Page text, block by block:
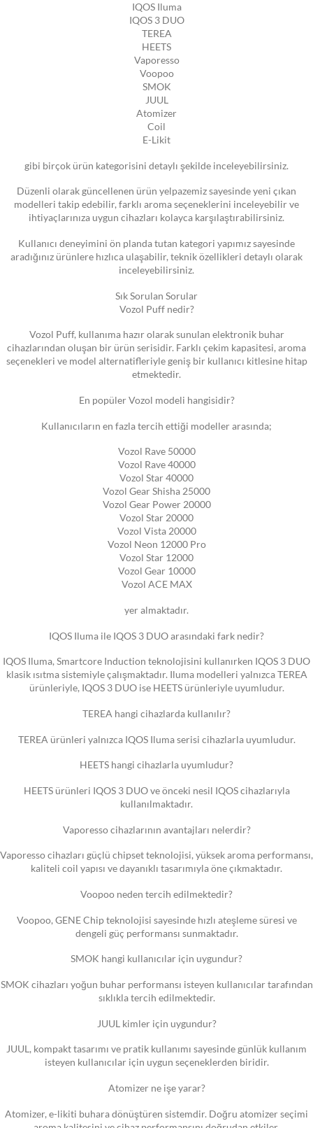
IQOS Iluma
IQOS 3 DUO
TEREA
HEETS
Vaporesso
Voopoo
SMOK
JUUL
Atomizer
Coil
E-Likit
gibi birçok ürün kategorisini detaylı şekilde inceleyebilirsiniz.
Düzenli olarak güncellenen ürün yelpazemiz sayesinde yeni çıkan
modelleri takip edebilir, farklı aroma seçeneklerini inceleyebilir ve
ihtiyaçlarınıza uygun cihazları kolayca karşılaştırabilirsiniz.
Kullanıcı deneyimini ön planda tutan kategori yapımız sayesinde
aradığınız ürünlere hızlıca ulaşabilir, teknik özellikleri detaylı olarak
inceleyebilirsiniz.
Sık Sorulan Sorular
Vozol Puff nedir?
Vozol Puff, kullanıma hazır olarak sunulan elektronik buhar
cihazlarından oluşan bir ürün serisidir. Farklı çekim kapasitesi, aroma
seçenekleri ve model alternatifleriyle geniş bir kullanıcı kitlesine hitap
etmektedir.
En popüler Vozol modeli hangisidir?
Kullanıcıların en fazla tercih ettiği modeller arasında;
Vozol Rave 50000
Vozol Rave 40000
Vozol Star 40000
Vozol Gear Shisha 25000
Vozol Gear Power 20000
Vozol Star 20000
Vozol Vista 20000
Vozol Neon 12000 Pro
Vozol Star 12000
Vozol Gear 10000
Vozol ACE MAX
yer almaktadır.
IQOS Iluma ile IQOS 3 DUO arasındaki fark nedir?
IQOS Iluma, Smartcore Induction teknolojisini kullanırken IQOS 3 DUO
klasik ısıtma sistemiyle çalışmaktadır. Iluma modelleri yalnızca TEREA
ürünleriyle, IQOS 3 DUO ise HEETS ürünleriyle uyumludur.
TEREA hangi cihazlarda kullanılır?
TEREA ürünleri yalnızca IQOS Iluma serisi cihazlarla uyumludur.
HEETS hangi cihazlarla uyumludur?
HEETS ürünleri IQOS 3 DUO ve önceki nesil IQOS cihazlarıyla
kullanılmaktadır.
Vaporesso cihazlarının avantajları nelerdir?
Vaporesso cihazları güçlü chipset teknolojisi, yüksek aroma performansı,
kaliteli coil yapısı ve dayanıklı tasarımıyla öne çıkmaktadır.
Voopoo neden tercih edilmektedir?
Voopoo, GENE Chip teknolojisi sayesinde hızlı ateşleme süresi ve
dengeli güç performansı sunmaktadır.
SMOK hangi kullanıcılar için uygundur?
SMOK cihazları yoğun buhar performansı isteyen kullanıcılar tarafından
sıklıkla tercih edilmektedir.
JUUL kimler için uygundur?
JUUL, kompakt tasarımı ve pratik kullanımı sayesinde günlük kullanım
isteyen kullanıcılar için uygun seçeneklerden biridir.
Atomizer ne işe yarar?
Atomizer, e-likiti buhara dönüştüren sistemdir. Doğru atomizer seçimi